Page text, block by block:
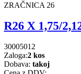
ZRAČNICA 26
R26 X 1,75/
30005012
Zaloga:2 kos
Dobava: takoj